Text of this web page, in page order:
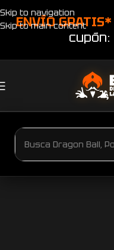
Skip to navigation
Skip to main content
ENVÍO GRATIS*
cupón: